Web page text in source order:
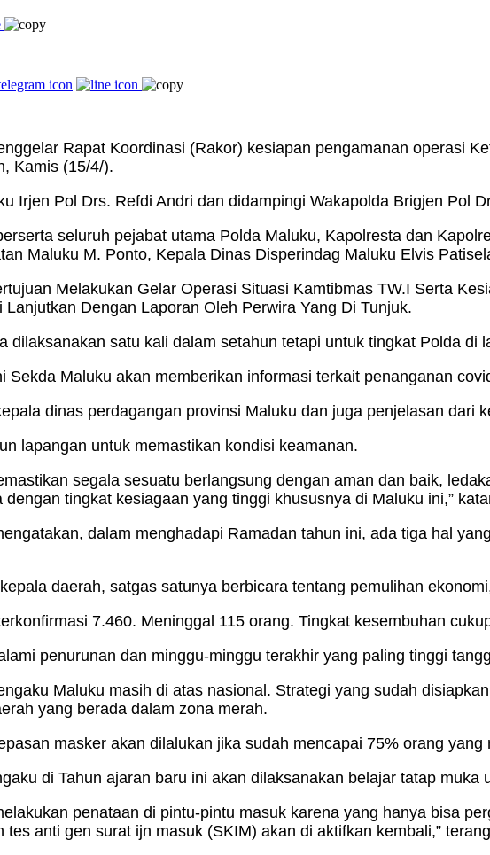
Rapat Koordinasi (Rakor) kesiapan pengamanan operasi
Kamis (15/4/).
Irjen Pol Drs. Refdi Andri dan didampingi Wakapolda Brigjen Pol
seluruh pejabat utama Polda Maluku, Kapolresta dan
Maluku M. Ponto, Kepala Dinas Disperindag Maluku Elvis
Melakukan Gelar Operasi Situasi Kamtibmas TW.I Serta
Dengan Laporan Oleh Perwira Yang Di Tunjuk.
dilaksanakan satu kali dalam setahun tetapi untuk tingkat Polda di
Sekda Maluku akan memberikan informasi terkait penanganan
dinas perdagangan provinsi Maluku dan juga penjelasan dari
lapangan untuk memastikan kondisi keamanan.
segala sesuatu berlangsung dengan aman dan baik,
tingkat kesiagaan yang tinggi khususnya di Maluku ini,”
dalam menghadapi Ramadan tahun ini, ada tiga hal
daerah, satgas satunya berbicara tentang pemulihan
7.460. Meninggal 115 orang. Tingkat kesembuhan
penurunan dan minggu-minggu terakhir yang paling tinggi
Maluku masih di atas nasional. Strategi yang sudah
yang berada dalam zona merah.
masker akan dilalukan jika sudah mencapai 75% orang yang
di Tahun ajaran baru ini akan dilaksanakan belajar tatap muka
penataan di pintu-pintu masuk karena yang hanya bisa
anti gen surat ijn masuk (SKIM) akan di aktifkan kembali,”